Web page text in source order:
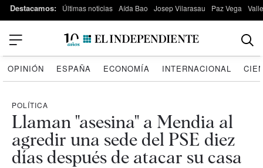
Destacamos: Últimas noticias Aída Bao Josep Vilarasau Paz Vega
OPINIÓN ESPAÑA ECONOMÍA INTERNACIONAL
POLÍTICA
Llaman "asesina" a Mendia al
agredir una sede del PSE diez
días después de atacar su casa